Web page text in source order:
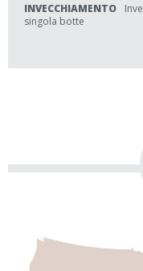
INVECCHIAMENTO
singola botte